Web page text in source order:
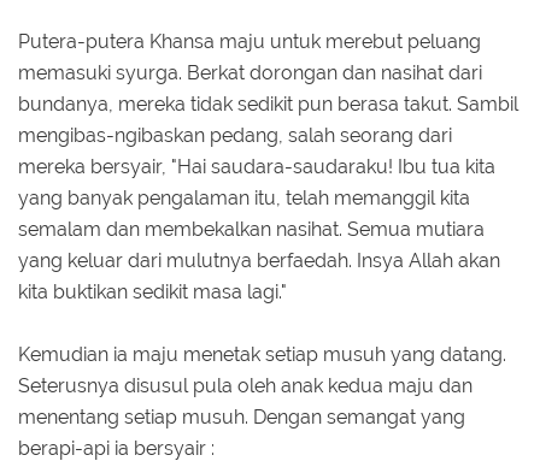
Putera-putera Khansa maju untuk merebut peluang
memasuki syurga. Berkat dorongan dan nasihat dari
bundanya, mereka tidak sedikit pun berasa takut. Sambil
mengibas-ngibaskan pedang, salah seorang dari
mereka bersyair, "Hai saudara-saudaraku! Ibu tua kita
yang banyak pengalaman itu, telah memanggil kita
semalam dan membekalkan nasihat. Semua mutiara
yang keluar dari mulutnya berfaedah. Insya Allah akan
kita buktikan sedikit masa lagi."
Kemudian ia maju menetak setiap musuh yang datang.
Seterusnya disusul pula oleh anak kedua maju dan
menentang setiap musuh. Dengan semangat yang
berapi-api ia bersyair :